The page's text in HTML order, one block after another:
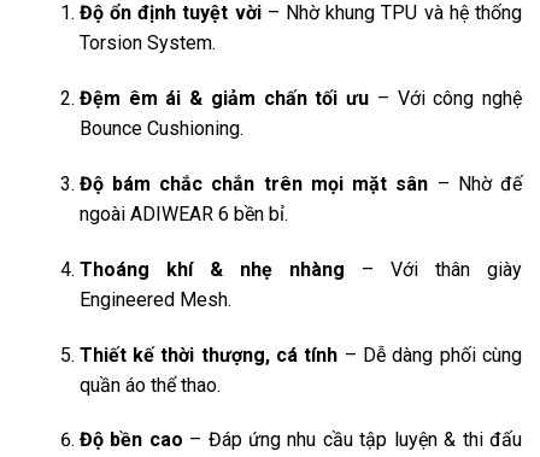
Độ ổn định tuyệt vời– Nhờ khung TPU và hệ thống
Torsion System.
Đệm êm ái & giảm chấn tối ưu – Với công nghệ
Bounce Cushioning.
Độ bám chắc chắn trên mọi mặt sân – Nhờ đế
ngoài ADIWEAR 6 bền bỉ.
Thoáng khí & nhẹ nhàng – Với thân giày
Engineered Mesh.
Thiết kế thời thượng, cá tính – Dễ dàng phối cùng
quần áo thể thao.
Độ bền cao – Đáp ứng nhu cầu tập luyện & thi đấu